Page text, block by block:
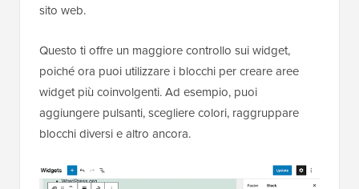
sito web.
Questo ti offre un maggiore controllo sui widget,
poiché ora puoi utilizzare i blocchi per creare aree
widget più coinvolgenti. Ad esempio, puoi
aggiungere pulsanti, scegliere colori, raggruppare
blocchi diversi e altro ancora.